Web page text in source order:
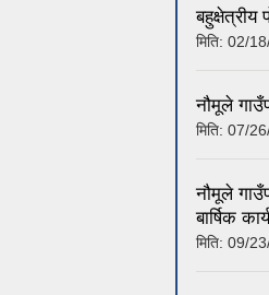
मिति: 02/
नौमूले
मिति: 07/
नौमूले
बार्षिक
मिति: 09/